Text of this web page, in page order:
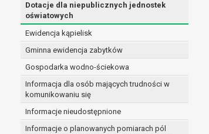
Dotacje dla niepublicznych jednostek
oświatowych
Ewidencja kąpielisk
Gminna ewidencja zabytków
Gospodarka wodno-ściekowa
Informacja dla osób mających trudności w
komunikowaniu się
Informacje nieudostępnione
Informacje o planowanych pomiarach pól
W przypadku gdy przetwarzanie
prawo do cofnięcia tej zgody w
Przysługuje Pani/Panu prawo
Organem właściwym do wniesienia
W zależności od sfery, w której
Pani/Pana dane nie będą poddawane